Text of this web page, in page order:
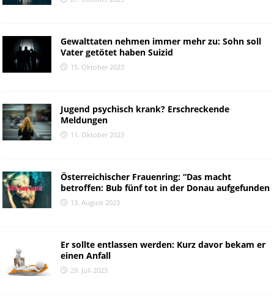
Gewalttaten nehmen immer mehr zu: Sohn soll
Vater getötet haben Suizid
15. Oktober 2023
Jugend psychisch krank? Erschreckende
Meldungen
11. Oktober 2023
Österreichischer Frauenring: “Das macht
betroffen: Bub fünf tot in der Donau aufgefunden
13. August 2023
Er sollte entlassen werden: Kurz davor bekam er
einen Anfall
29. Juli 2023